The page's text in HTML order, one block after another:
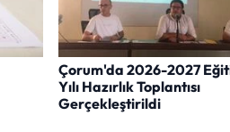
Çorum'da 2026-2027
Yılı Hazırlık Toplantısı
Gerçekleştirildi